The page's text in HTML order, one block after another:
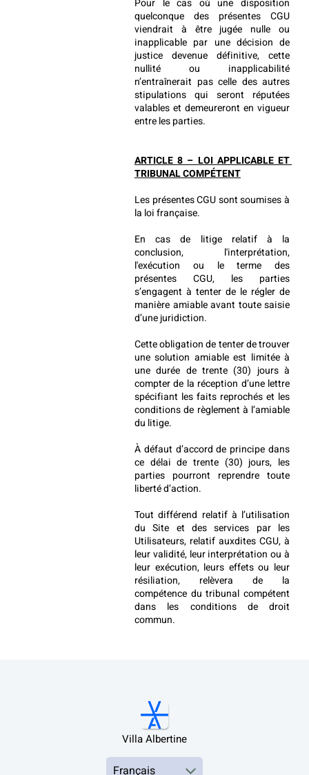
Pour le cas où une disposition
quelconque des présentes CGU
viendrait à être jugée nulle ou
inapplicable par une décision de
justice devenue définitive, cette
nullité ou inapplicabilité
n’entraînerait pas celle des autres
stipulations qui seront réputées
valables et demeureront en vigueur
entre les parties.
ARTICLE 8 – LOI APPLICABLE ET
TRIBUNAL COMPÉTENT
Les présentes CGU sont soumises à
la loi française.
En cas de litige relatif à la
conclusion, l'interprétation,
l'exécution ou le terme des
présentes CGU, les parties
s’engagent à tenter de le régler de
manière amiable avant toute saisie
d’une juridiction.
Cette obligation de tenter de trouver
une solution amiable est limitée à
une durée de trente (30) jours à
compter de la réception d’une lettre
spécifiant les faits reprochés et les
conditions de règlement à l’amiable
du litige.
À défaut d’accord de principe dans
ce délai de trente (30) jours, les
parties pourront reprendre toute
liberté d’action.
Tout différend relatif à l’utilisation
du Site et des services par les
Utilisateurs, relatif auxdites CGU, à
leur validité, leur interprétation ou à
leur exécution, leurs effets ou leur
résiliation, relèvera de la
compétence du tribunal compétent
dans les conditions de droit
commun.
Villa Albertine